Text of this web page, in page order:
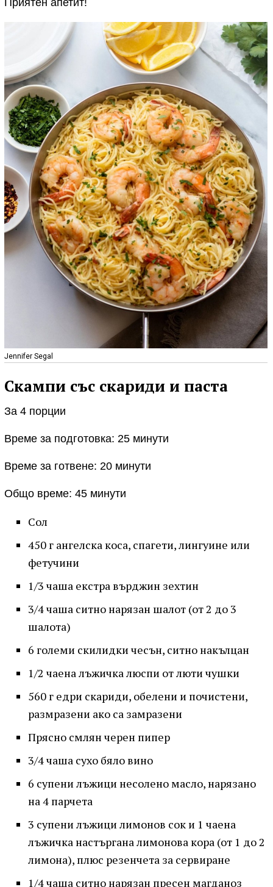
Приятен апетит!
Jennifer Segal
Скампи със скариди и паста
За 4 порции
Време за подготовка: 25 минути
Време за готвене: 20 минути
Общо време: 45 минути
Сол
450 г ангелска коса, спагети, лингуине или
фетучини
1/3 чаша екстра върджин зехтин
3/4 чаша ситно нарязан шалот (от 2 до 3
шалота)
6 големи скилидки чесън, ситно накълцан
1/2 чаена лъжичка люспи от люти чушки
560 г едри скариди, обелени и почистени,
размразени ако са замразени
Прясно смлян черен пипер
3/4 чаша сухо бяло вино
6 супени лъжици несолено масло, нарязано
на 4 парчета
3 супени лъжици лимонов сок и 1 чаена
лъжичка настъргана лимонова кора (от 1 до 2
лимона), плюс резенчета за сервиране
1/4 чаша ситно нарязан пресен магданоз